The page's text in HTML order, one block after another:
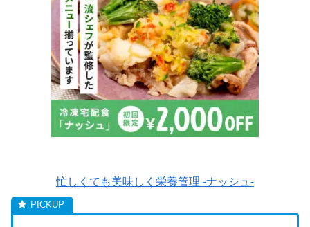
忙しくても美味しく栄養管理 -ナッシュ-